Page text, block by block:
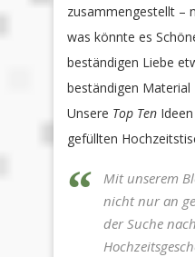
zusammengestellt –
was könnte es
beständigen Liebe
beständigen Material
Unsere Top Ten
gefüllten
Mit unserem
nicht nur an
der Suche